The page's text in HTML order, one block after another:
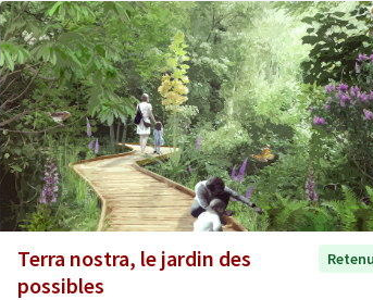
Terra nostra, le jardin des
possibles